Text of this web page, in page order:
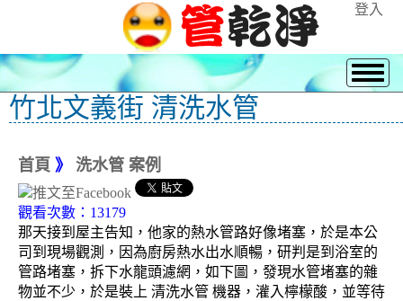
登入
竹北文義街 清洗水管
首頁 》 洗水管 案例
觀看次數：13179
那天接到屋主告知，他家的熱水管路好像堵塞，於是本公
司到現場觀測，因為廚房熱水出水順暢，研判是到浴室的
管路堵塞，拆下水龍頭濾網，如下圖，發現水管堵塞的雜
物並不少，於是裝上 清洗水管 機器，灌入檸檬酸，並等待